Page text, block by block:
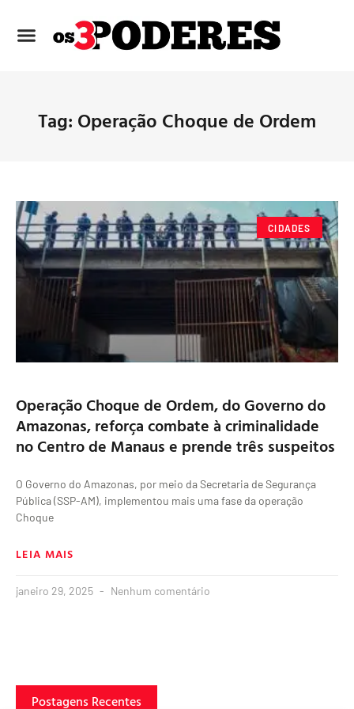
Tag: Operação Choque de Ordem
CIDADES
Operação Choque de Ordem, do Governo do
Amazonas, reforça combate à criminalidade
no Centro de Manaus e prende três suspeitos
O Governo do Amazonas, por meio da Secretaria de Segurança
Pública (SSP-AM), implementou mais uma fase da operação
Choque
LEIA MAIS
janeiro 29, 2025 Nenhum comentário
Postagens Recentes